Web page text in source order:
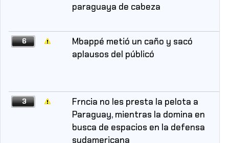
paraguaya de cabeza
6
Mbappé metió un caño y sacó
aplausos del públicó
3
Frncia no les presta la pelota a
Paraguay, mientras la domina en
busca de espacios en la defensa
sudamericana